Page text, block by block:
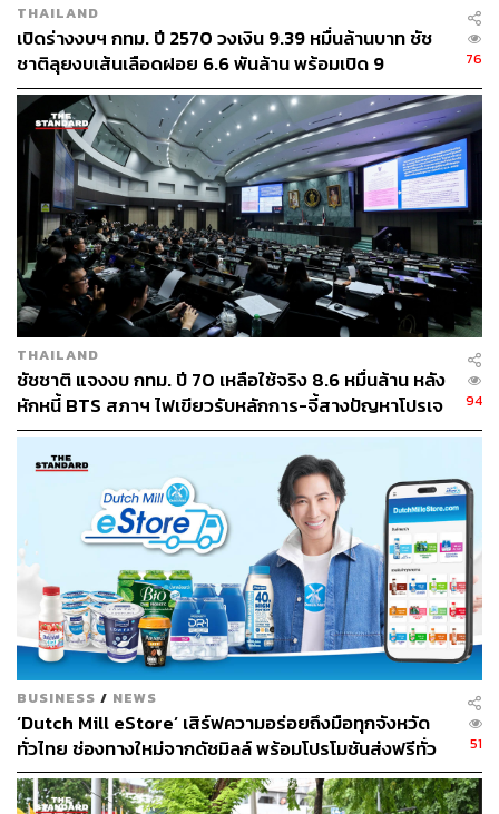
สำหรับต้นแบบการจัดการขยะในชุมชน จะนำโมเดลจาก
ชุมชนสงวนคำ เขตหนองแขม ขยายสู่การพัฒนาศูนย์จัดการ
ขยะชุมชน 1,000 แห่งทั่วกรุงเทพฯ เพื่อให้เกิดระบบจัดการ
ขยะครบวงจร ตั้งแต่ขยะอินทรีย์ ธนาคารขยะ ขยะชิ้นใหญ่
เครื่องใช้ไฟฟ้า ขยะกำพร้า และพลาสติกที่นำกลับมาใช้ยาก
พรพรหม วิกิตเศรษฐ์ อดีตที่ปรึกษาของผู้ว่าฯ กทม. ด้านสิ่ง
แวดล้อม ในฐานะทีม ‘กรุงเทพฯ ทำงาน’ กล่าวว่า ชุมชน
สงวนคำเป็นตัวอย่างของการจัดการขยะตั้งแต่ต้นทาง โดยคัด
แยกเศษอาหารและกำจัดในพื้นที่ด้วยถังหมัก ส่วนขยะ
รีไซเคิลที่มีมูลค่านำไปแยกขาย ทำให้ปริมาณขยะที่ต้องส่ง
ให้ กทม. ลดลงอย่างชัดเจน และอยากเห็นทุกชุมชนเป็นแบบนี้
พรพรหมกล่าวอีกว่า หากชุมชนสามารถจัดการขยะบางส่วน
ได้เองตั้งแต่ต้นทาง จะช่วยลดปริมาณขยะที่ต้องส่งไปยังโรง
กำจัดขยะหนองแขมและอ่อนนุชโดยตรง จากเดิมที่ชุมชน
อาจต้องทิ้งขยะให้ กทม. ทั้งหมด ก็อาจลดเหลือเพียงครึ่งหนึ่ง
อย่างไรก็ตาม ในส่วนปลายทาง อนาคตตั้งเป้าลดการฝังกลบ
ขยะให้เหลือประมาณ 30% จากปัจจุบันที่อยู่ราว 50% และลด
ลงจากเดิมที่เคยสูงถึง 70% โดยแยกเส้นทางจัดการขยะให้
เหมาะกับแต่ละประเภท ได้แก่ ขยะรีไซเคิลส่งต่อเอกชนที่ได้
มาตรฐานและระบบ MRF ขยะเศษอาหารนำไปทำปุ๋ย ขยะ
ทั่วไปที่เหลือเข้าสู่โรงเผาขยะ
ชัชชาติกล่าวเพิ่มเติมว่า การฝังกลบไม่เป็นมิตรกับสิ่งแวดล้อม
จึงต้องเร่งปรับระบบกำจัดขยะให้มีประสิทธิภาพขึ้น โดย
เฉพาะพื้นที่อ่อนนุช ซึ่งเคยมีปัญหาเรื่องกลิ่นจากโรงหมักปุ๋ย
โดยสัญญาของโรงหมักเดิมจะสิ้นสุดภายในปีหน้า และจะ
ปรับให้เป็นระบบปิดทั้งหมด และมีแผนที่จะเปลี่ยนพื้นที่
THAILAND
เปิดร่างงบฯ กทม. ปี 2570 วงเงิน 9.39 หมื่นล้านบาท ชัช
ชาติลุยงบเส้นเลือดฝอย 6.6 พันล้าน พร้อมเปิด 9
ยุทธศาสตร์พัฒนาเมือง
76
THAILAND
ชัชชาติ แจงงบ กทม. ปี 70 เหลือใช้จริง 8.6 หมื่นล้าน หลัง
หักหนี้ BTS สภาฯ ไฟเขียวรับหลักการ-จี้สางปัญหาโปรเจ
กต์ล่าช้า
94
BUSINESS / NEWS
‘Dutch Mill eStore’ เสิร์ฟความอร่อยถึงมือทุกจังหวัด
ทั่วไทย ช่องทางใหม่จากดัชมิลล์ พร้อมโปรโมชันส่งฟรีทั่ว
ประเทศ ส่งไว สั่งก่อนเที่ยง ได้ของวันถัดไป ส่งสินค้าแบบ
เย็นตรงจากโรงงาน [ADVERTORIAL]
51